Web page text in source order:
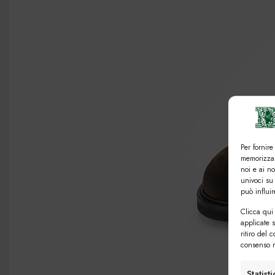
Per
noi e ai
univoci
può
Clicca qui
applicate
ritiro del
consenso